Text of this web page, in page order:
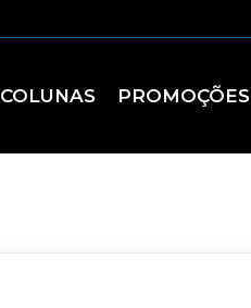
COLUNAS PROMOÇÕES